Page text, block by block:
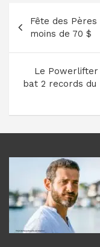
Navigation
de
l’article
Fête des
moins de 70 $
Le Powerlifter
bat 2 records du